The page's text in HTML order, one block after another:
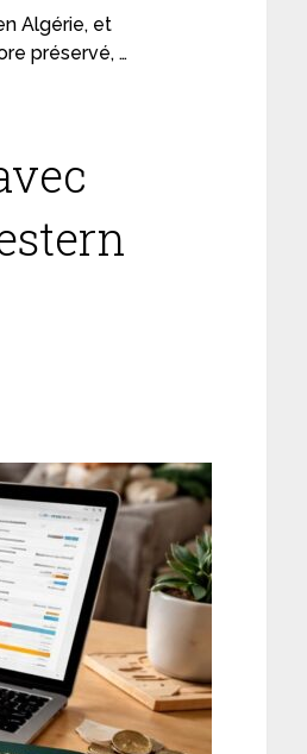
Algérie, et
préservé, …